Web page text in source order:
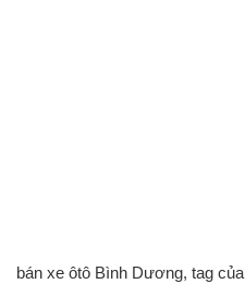
bán xe ôtô Bình Dương, tag của